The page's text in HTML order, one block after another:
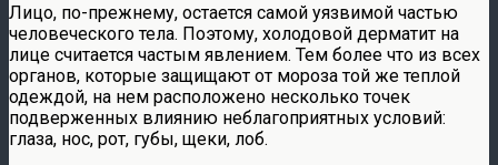
Лицо, по-прежнему, остается самой уязвимой частью
человеческого тела. Поэтому, холодовой дерматит на
лице считается частым явлением. Тем более что из всех
органов, которые защищают от мороза той же теплой
одеждой, на нем расположено несколько точек
подверженных влиянию неблагоприятных условий:
глаза, нос, рот, губы, щеки, лоб.